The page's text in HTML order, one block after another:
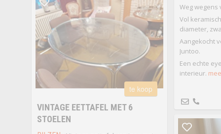
Weg
Vol
diameter,
Aangekocht
Juntoo.
Een echte
interieur.
te koop
VINTAGE EETTAFEL MET 6
STOELEN